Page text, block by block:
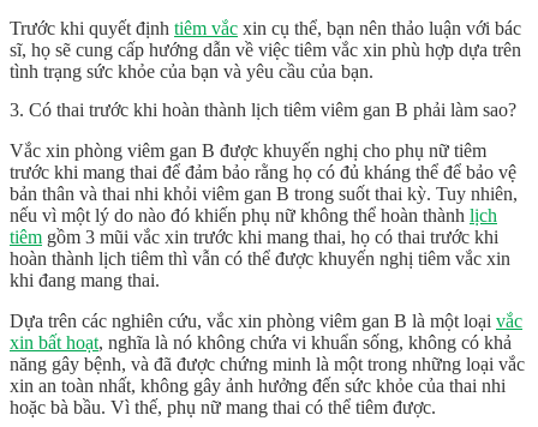
Trước khi quyết định tiêm vắc xin cụ thể, bạn nên thảo luận với bác
sĩ, họ sẽ cung cấp hướng dẫn về việc tiêm vắc xin phù hợp dựa trên
tình trạng sức khỏe của bạn và yêu cầu của bạn.
3. Có thai trước khi hoàn thành lịch tiêm viêm gan B phải làm sao?
Vắc xin phòng viêm gan B được khuyến nghị cho phụ nữ tiêm
trước khi mang thai để đảm bảo rằng họ có đủ kháng thể để bảo vệ
bản thân và thai nhi khỏi viêm gan B trong suốt thai kỳ. Tuy nhiên,
nếu vì một lý do nào đó khiến phụ nữ không thể hoàn thành lịch
tiêm gồm 3 mũi vắc xin trước khi mang thai, họ có thai trước khi
hoàn thành lịch tiêm thì vẫn có thể được khuyến nghị tiêm vắc xin
khi đang mang thai.
Dựa trên các nghiên cứu, vắc xin phòng viêm gan B là một loại vắc
xin bất hoạt, nghĩa là nó không chứa vi khuẩn sống, không có khả
năng gây bệnh, và đã được chứng minh là một trong những loại vắc
xin an toàn nhất, không gây ảnh hưởng đến sức khỏe của thai nhi
hoặc bà bầu. Vì thế, phụ nữ mang thai có thể tiêm được.